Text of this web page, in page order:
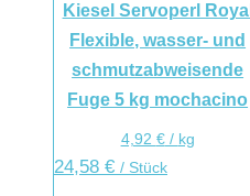
Kiesel Servoperl Royal
Flexible, wasser- und
schmutzabweisende
Fuge 5 kg mochacino
4,92 €/ kg
24,58 € / Stück